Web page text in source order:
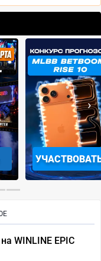
›
WINLINE EPIC